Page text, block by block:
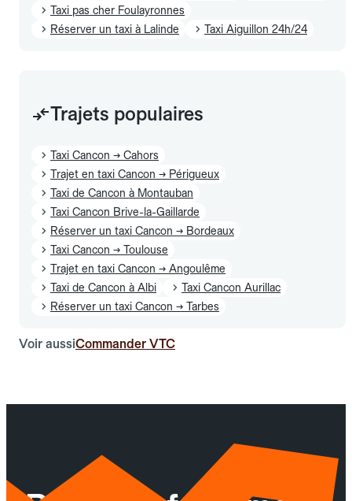
Taxi pas cher Foulayronnes
Réserver un taxi à Lalinde
Taxi Aiguillon 24h/24
Trajets populaires
Taxi Cancon → Cahors
Trajet en taxi Cancon → Périgueux
Taxi de Cancon à Montauban
Taxi Cancon Brive-la-Gaillarde
Réserver un taxi Cancon → Bordeaux
Taxi Cancon → Toulouse
Trajet en taxi Cancon → Angoulême
Taxi de Cancon à Albi
Taxi Cancon Aurillac
Réserver un taxi Cancon → Tarbes
Voir aussiCommander VTC